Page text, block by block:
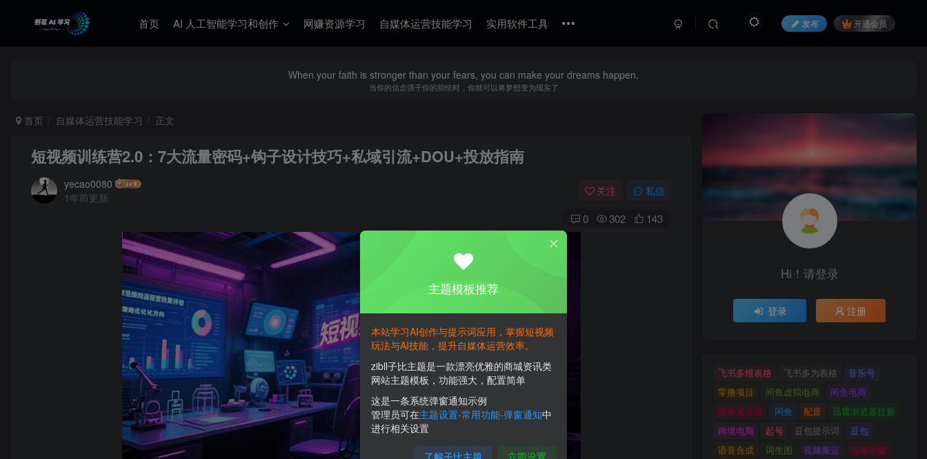
首页 AI 人工智能学习和创作 网赚资源学习 自媒体运营技能学习 实用软件工具 发布 开通会员
When your faith is stronger than your fears, you can make your dreams happen.
当你的信念强于你的胆怯时，你就可以将梦想变为现实了
首页 自媒体运营技能学习 正文
短视频训练营2.0：7大流量密码+钩子设计技巧+私域引流+DOU+投放指南
yecao0080
1年前更新
关注 私信
0 302 143
Hi！请登录
登录 注册
飞书多维表格 飞书多为表格
音乐号
零撸项目
闲鱼虚拟电商
闲鱼电商
闲鱼无货源
闲鱼 配音
迅雷浏览器拉新
跨境电商
起号 豆包提示词
豆包
语音合成
词生图 视频搬运
视频拍摄
主题模板推荐
本站学习AI创作与提示词应用，掌握短视频
玩法与AI技能，提升自媒体运营效率。
zibll子比主题是一款漂亮优雅的商城资讯类
网站主题模板，功能强大，配置简单
这是一条系统弹窗通知示例
管理员可在主题设置-常用功能-弹窗通知中
进行相关设置
了解子比主题 立即设置